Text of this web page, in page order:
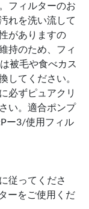
フィルターのお
れを洗い流して
がありますの
持のため、フィ
被毛や食べカス
してください。
必ずピュアクリ
い。適合ポンプ
ー3/使用フィル
従ってくださ
ーをご使用くだ